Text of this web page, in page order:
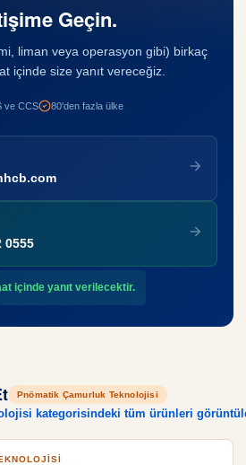
Geçin.
liman veya operasyon gibi) birkaç
içinde size yanıt vereceğiz.
ve CCS 80'den fazla ülke
0555
içinde yanıt verilecektir.
Pnömatik Çamurluk Teknolojisi
kategorisindeki tüm ürünleri